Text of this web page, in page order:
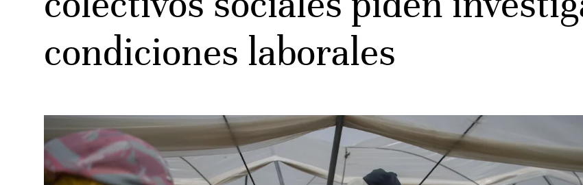
condiciones laborales